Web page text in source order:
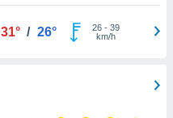
31° / 26° 26- 39
km/h